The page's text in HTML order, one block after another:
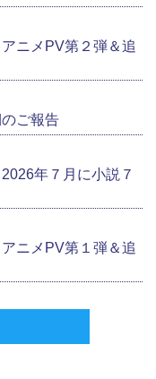
ニメPV第２弾＆追
ご報告
年７月に小説７
ニメPV第１弾＆追